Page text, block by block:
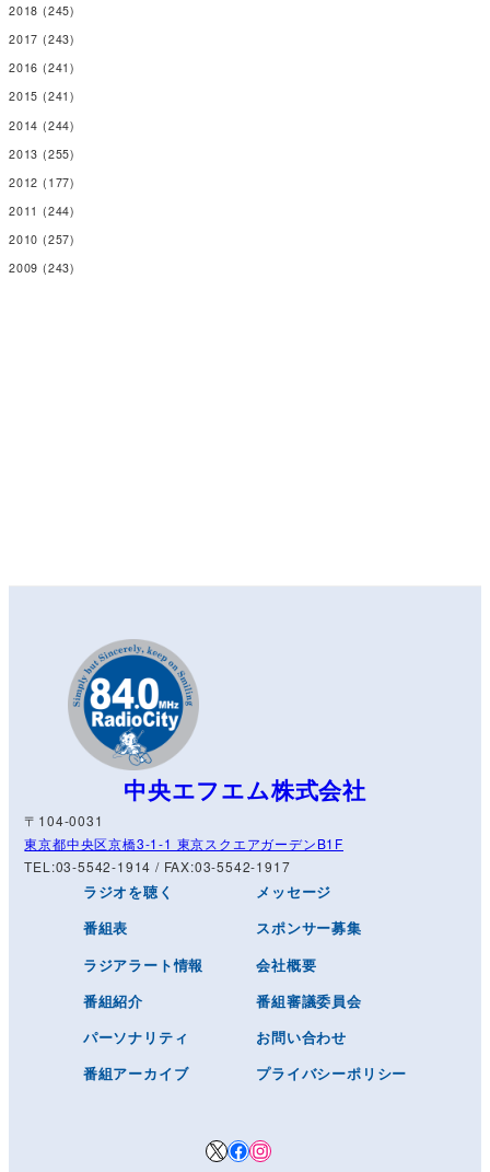
2018 (245)
2017 (243)
2016 (241)
2015 (241)
2014 (244)
2013 (255)
2012 (177)
2011 (244)
2010 (257)
2009 (243)
中央エフエム株式会社
〒104-0031
東京都中央区京橋3-1-1 東京スクエアガーデンB1F
TEL:03-5542-1914 / FAX:03-5542-1917
ラジオを聴く
番組表
ラジアラート情報
番組紹介
パーソナリティ
番組アーカイブ
メッセージ
スポンサー募集
会社概要
番組審議委員会
お問い合わせ
プライバシーポリシー
XFacebook
Instagram